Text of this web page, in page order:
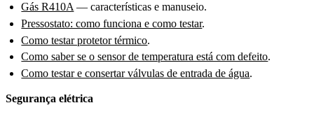
Gás R410A— características e manuseio.
Pressostato: como funciona e como testar.
Como testar protetor térmico.
Como saber se o sensor de temperatura está com defeito.
Como testar e consertar válvulas de entrada de água.
Segurança elétrica